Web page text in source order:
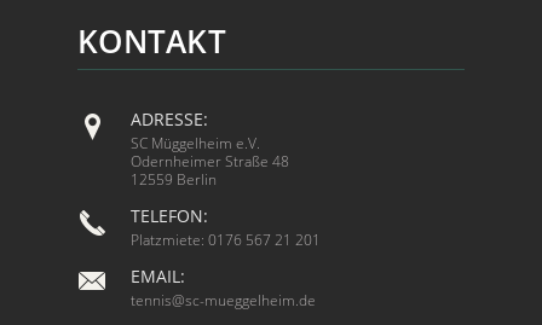
KONTAKT
ADRESSE:
SC Müggelheim e.V.
Odernheimer Straße 48
12559 Berlin
TELEFON:
Platzmiete: 0176 567 21 201
EMAIL:
tennis@sc-mueggelheim.de